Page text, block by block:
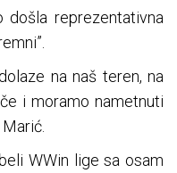
reprezentativna
na naš teren, na
i moramo nametnuti
WWin lige sa osam